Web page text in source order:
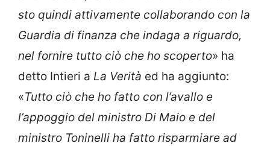
sto quindi attivamente collaborando con la
Guardia di finanza che indaga a riguardo,
nel fornire tutto ciò che ho scoperto» ha
detto Intieri a La Verità ed ha aggiunto:
«Tutto ciò che ho fatto con l’avallo e
l’appoggio del ministro Di Maio e del
ministro Toninelli ha fatto risparmiare ad